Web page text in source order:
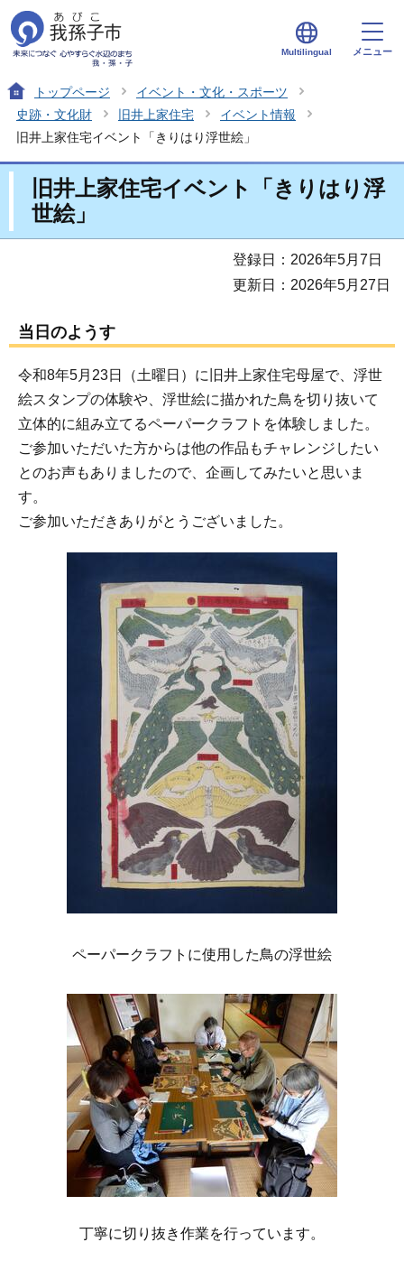
Multilingual メニュー
トップページ
イベント・文化・スポーツ
史跡・文化財
旧井上家住宅
イベント情報
旧井上家住宅イベント「きりはり浮世絵」
旧井上家住宅イベント「きりはり浮
世絵」
登録日：2026年5月7日
更新日：2026年5月27日
当日のようす
令和8年5月23日（土曜日）に旧井上家住宅母屋で、浮世
絵スタンプの体験や、浮世絵に描かれた鳥を切り抜いて
立体的に組み立てるペーパークラフトを体験しました。
ご参加いただいた方からは他の作品もチャレンジしたい
とのお声もありましたので、企画してみたいと思いま
す。
ご参加いただきありがとうございました。
ペーパークラフトに使用した鳥の浮世絵
丁寧に切り抜き作業を行っています。